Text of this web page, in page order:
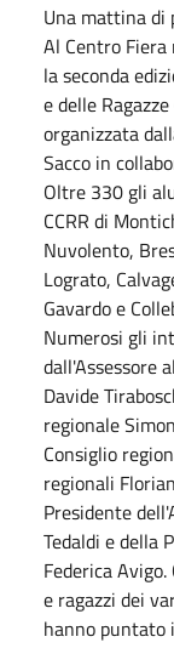
Una mattina di
Al Centro Fiera
la seconda
e delle
organizzata
Sacco in
Oltre 330 gli
CCRR di
Nuvolento,
Lograto,
Gavardo e
Numerosi gli
dall'Assessore
Davide
regionale
Consiglio
regionali
Presidente
Tedaldi e della
Federica
e ragazzi dei
hanno puntato